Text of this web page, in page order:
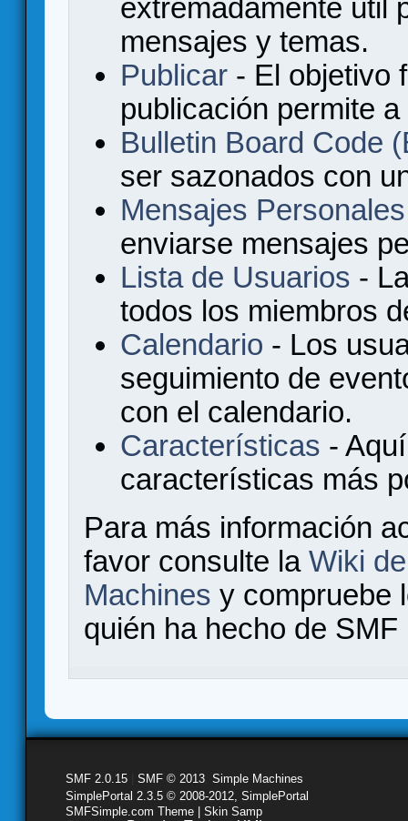
extremadamente útil
mensajes y temas.
Publicar - El objetivo
publicación permite
Bulletin Board Code
ser sazonados con
Mensajes Personales
enviarse mensajes
Lista de Usuarios -
todos los miembros
Calendario - Los
seguimiento de
con el calendario.
Características -
características más
Para más información
favor consulte la Wiki
Machines y compruebe
quién ha hecho de
SMF 2.0.15 SMF © 2013 Simple Machines
SimplePortal 2.3.5 © 2008-2012, SimplePortal
SMFSimple.com Theme | Skin Samp